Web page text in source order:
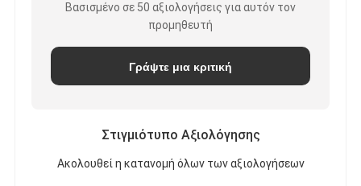
Βασισμένο σε 50 αξιολογήσεις για αυτόν τον
προμηθευτή
Γράψτε μια κριτική
Στιγμιότυπο Αξιολόγησης
Ακολουθεί η κατανομή όλων των αξιολογήσεων